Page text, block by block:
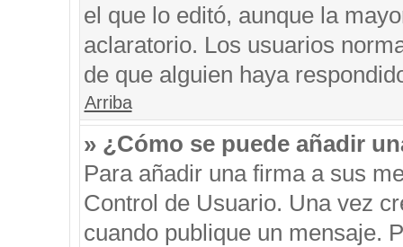
el que lo editó, aunque la
aclaratorio. Los usuarios
de que alguien haya
Arriba
» ¿Cómo se puede añadir
Para añadir una firma a sus
Control de Usuario. Una vez
cuando publique un mensaje.